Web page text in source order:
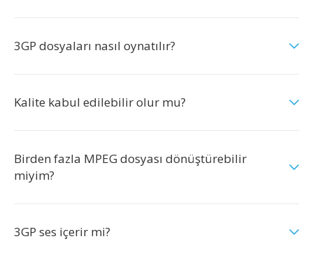
3GP dosyaları nasıl oynatılır?
Kalite kabul edilebilir olur mu?
Birden fazla MPEG dosyası dönüştürebilir
miyim?
3GP ses içerir mi?